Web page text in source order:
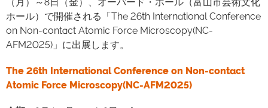
ホール）で開催される「The 26th International Conference
on Non-contact Atomic Force Microscopy(NC-
AFM2025)」に出展します。
The 26th International Conference on Non-contact
Atomic Force Microscopy(NC-AFM2025)